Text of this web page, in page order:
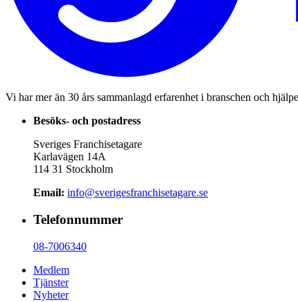
Vi har mer än 30 års sammanlagd erfarenhet i branschen och
Besöks- och postadress
Sveriges Franchisetagare
Karlavägen 14A
114 31 Stockholm
Email: info@sverigesfranchisetagare.se
Telefonnummer
08-7006340
Medlem
Tjänster
Nyheter